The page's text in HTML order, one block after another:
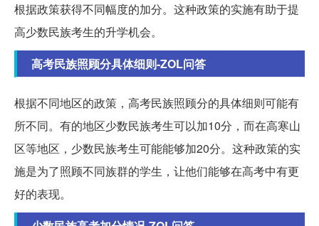
根据政策获得不同幅度的加分。这种政策的实施有助于提
高少数民族考生的升学机会。
高考民族照顾分具体细则-ZOL问答
根据不同地区的政策，高考民族照顾分的具体细则可能有
所不同。有的地区少数民族考生可以加10分，而在高寒山
区等地区，少数民族考生可能能够加20分。这种政策的实
施是为了照顾不同族群的学生，让他们能够在高考中有更
好的表现。